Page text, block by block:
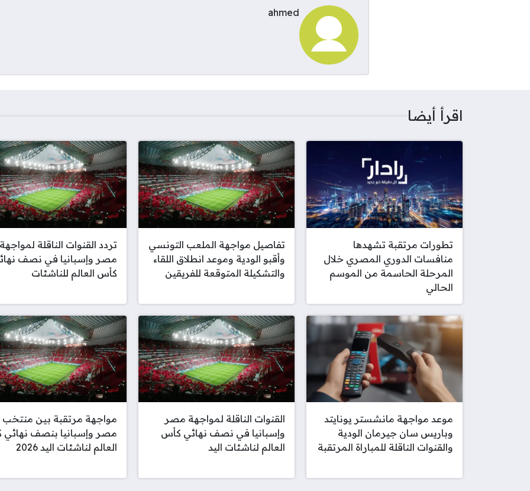
ahmed
اقرأ أيضا
تطورات مرتقبة تشهدها
منافسات الدوري المصري خلال
المرحلة الحاسمة من الموسم
الحالي
تفاصيل مواجهة الملعب التونسي
وأقبو الودية وموعد انطلاق اللقاء
والتشكيلة المتوقعة للفريقين
تردد القنوات الناقلة لمواجهة
مصر وإسبانيا في نصف
كأس العالم للناشئات
موعد مواجهة مانشستر يونايتد
وباريس سان جيرمان الودية
والقنوات الناقلة للمباراة المرتقبة
القنوات الناقلة لمواجهة مصر
وإسبانيا في نصف نهائي كأس
العالم لناشئات اليد
مواجهة مرتقبة بين منتخب
مصر وإسبانيا بنصف
العالم لناشئات اليد 2026